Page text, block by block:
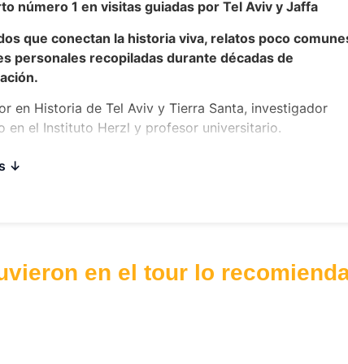
número 1 en visitas guiadas por Tel Aviv y Jaffa
que conectan la historia viva, relatos poco
personales recopiladas durante décadas de
en Historia de Tel Aviv y Tierra Santa, investigador
en el Instituto Herzl y profesor universitario.
certificado y experimentado con más de 20
de libros destacados sobre la historia de Tel Aviv y
de sitios web especializados en historia y
en el tour lo